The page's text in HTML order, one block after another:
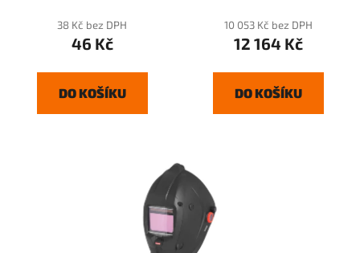
38 Kč bez DPH
46 Kč
DO KOŠÍKU
10 053 Kč bez DPH
12 164 Kč
DO KOŠÍKU